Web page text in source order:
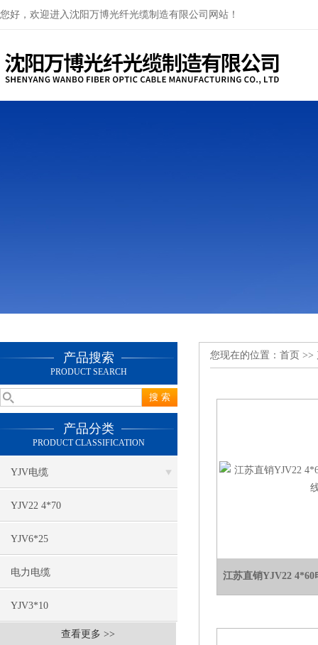
您好，欢迎进入沈阳万博光纤光缆制造有限公司网站！
产品搜索
PRODUCT SEARCH
产品分类
PRODUCT CLASSIFICATION
YJV电缆
YJV22 4*70
YJV6*25
电力电缆
YJV3*10
查看更多 >>
您现在的位置： 首页 >>
江苏直销YJV22